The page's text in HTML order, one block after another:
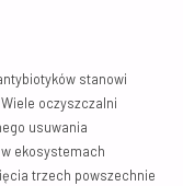
stanowi
oczyszczalni
usuwania
ekosystemach
trzech powszechnie